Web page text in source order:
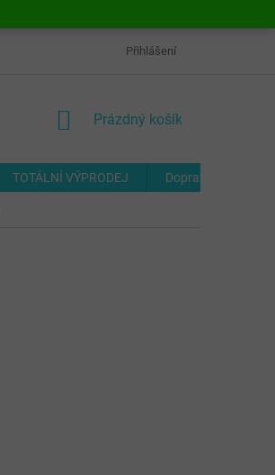
ODSTOUPENÍ OD SMLOUVY
Přihlášení
NÁKUPNÍ
Prázdný košík
TOTÁLNÍ VÝPRODEJ Doprava a platba